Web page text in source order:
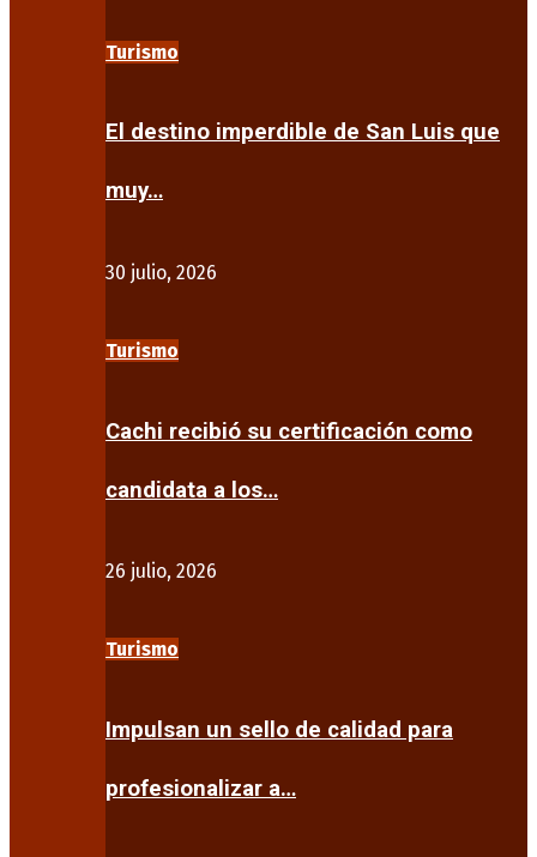
Turismo
El destino imperdible de San Luis que
muy…
30 julio, 2026
Turismo
Cachi recibió su certificación como
candidata a los…
26 julio, 2026
Turismo
Impulsan un sello de calidad para
profesionalizar a…